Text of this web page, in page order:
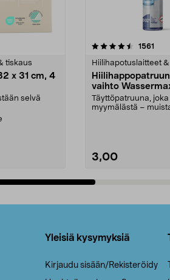
tiskaus
x 31 cm, 4
selvä
1561
Hiilihapotuslaitteet
vaihto
Täyttöpatruuna,
myymälästä –
3,00
4.5viidestä
Yleisiä kysymyksiä
Kirjaudu sisään/Rekisteröidy